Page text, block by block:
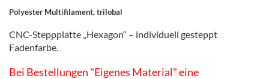
Polyester Multifilament, trilobal
CNC-Steppplatte „Hexagon“ – individuell gesteppt
Fadenfarbe.
Bei Bestellungen "Eigenes Material" eine